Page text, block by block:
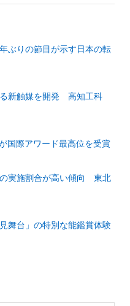
ぶりの節目が示す日本の転
新触媒を開発 高知工科
国際アワード最高位を受賞
実施割合が高い傾向 東北
舞台」の特別な能鑑賞体験